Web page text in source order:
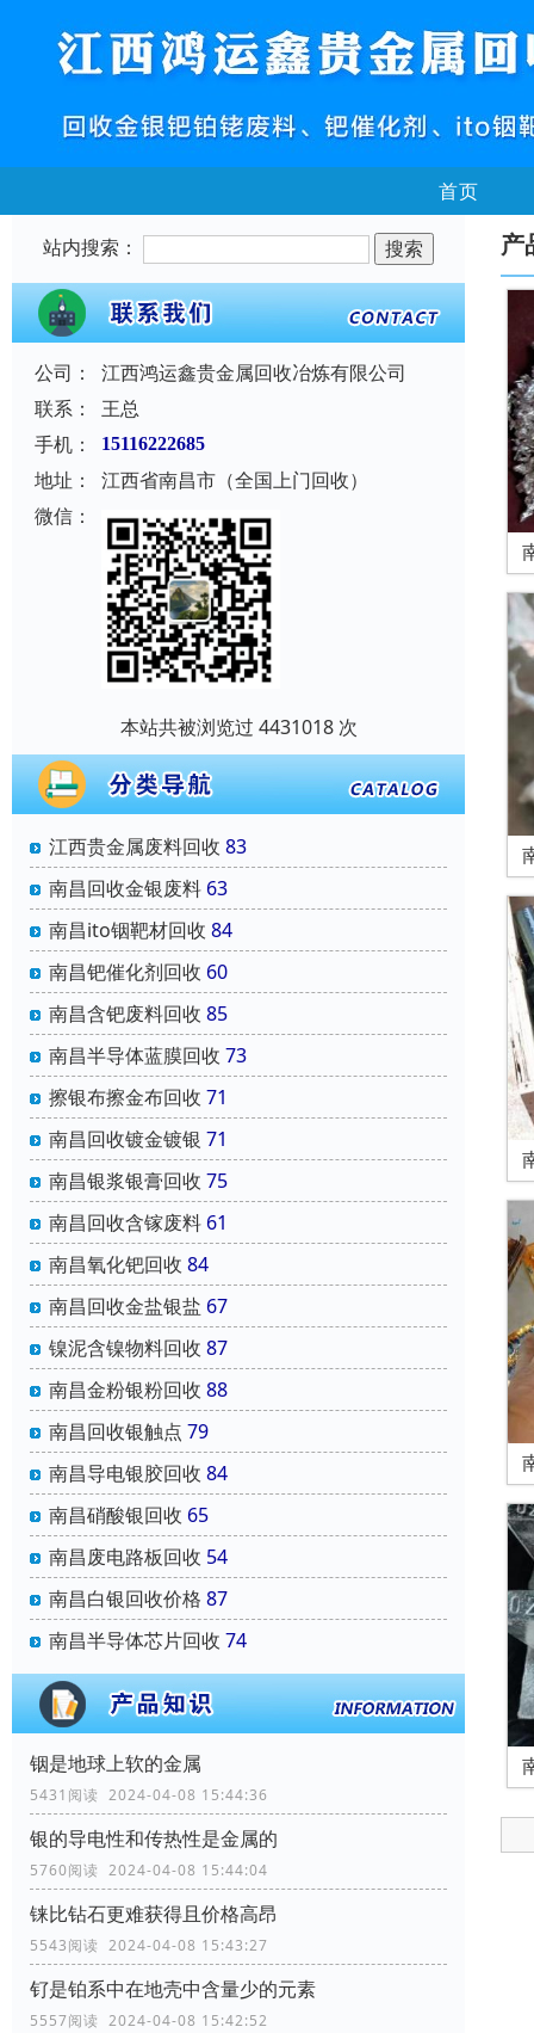
首页
站内搜索：
公司：
江西鸿运鑫贵金属回收冶炼有限公司
联系：
王总
手机：
15116222685
地址：
江西省南昌市（全国上门回收）
微信：
本站共被浏览过 4431018 次
江西贵金属废料回收 83
南昌回收金银废料 63
南昌ito铟靶材回收 84
南昌钯催化剂回收 60
南昌含钯废料回收 85
南昌半导体蓝膜回收 73
擦银布擦金布回收 71
南昌回收镀金镀银 71
南昌银浆银膏回收 75
南昌回收含镓废料 61
南昌氧化钯回收 84
南昌回收金盐银盐 67
镍泥含镍物料回收 87
南昌金粉银粉回收 88
南昌回收银触点 79
南昌导电银胶回收 84
南昌硝酸银回收 65
南昌废电路板回收 54
南昌白银回收价格 87
南昌半导体芯片回收 74
铟是地球上软的金属
5431阅读 2024-04-08 15:44:36
银的导电性和传热性是金属的
5760阅读 2024-04-08 15:44:04
铼比钻石更难获得且价格高昂
5543阅读 2024-04-08 15:43:27
钌是铂系中在地壳中含量少的元素
5557阅读 2024-04-08 15:42:52
产